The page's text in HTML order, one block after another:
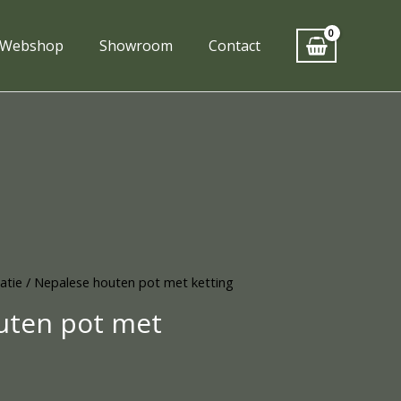
Webshop Showroom Contact
/ Nepalese houten pot met ketting
pot met